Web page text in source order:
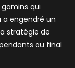
qui
engendré un
stratégie de
au final